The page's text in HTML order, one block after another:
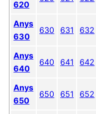
620
Anys
630
630 631 632
Anys
640
640 641 642
Anys
650
650 651 652